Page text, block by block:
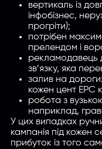
вертикаль із
інфобізнес,
прогріти);
потрібен
прелендом і
рекламодавець
зв’язку, яка
залив на
кожен цент EPC
робота з
наприклад,
У цих випадках
кампанія під кожен
прибуток із того